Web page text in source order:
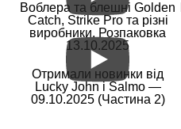
Воблера та блешні Golden
Catch, Strike Pro та різні
виробники. Розпаковка
13.10.2025
Отримали новинки від
Lucky John і Salmo —
09.10.2025 (Частина 2)